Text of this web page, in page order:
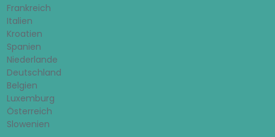
Frankreich
Italien
Kroatien
Spanien
Niederlande
Deutschland
Belgien
Luxemburg
Österreich
Slowenien